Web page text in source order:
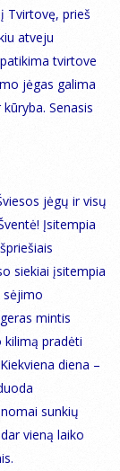
Tvirtovę, prieš
atveju
tvirtove
jėgas galima
Senasis
jėgų ir visų
Įsitempia
siekiai įsitempia
sėjimo
mintis
pradėti
diena –
sunkių
vieną laiko